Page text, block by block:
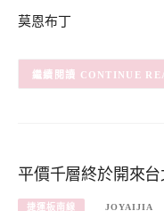
莫恩布丁
CONTINUE
平價千層終於開來台
捷運板南線 JOYAIJIA